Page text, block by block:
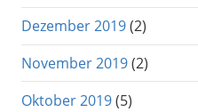
Dezember 2019(2)
November 2019(2)
Oktober 2019(5)